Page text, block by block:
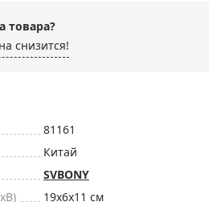
товара?
снизится!
81161
Китай
SVBONY
19x6x11 см